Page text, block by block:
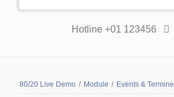
Hotline +01 123456
80/20 Live Demo / Module / Events & Termine